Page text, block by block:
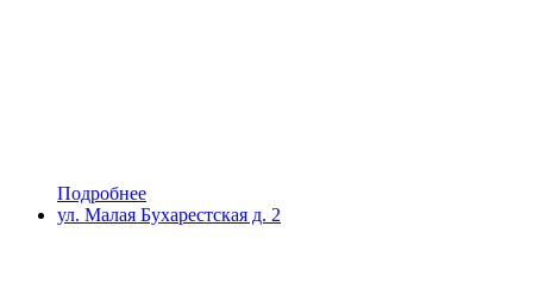
Подробнее
ул. Малая Бухарестская д. 2